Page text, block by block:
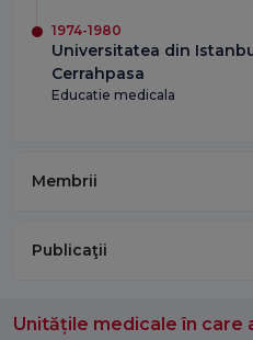
1974-1980
Universitatea din
Cerrahpasa
Educatie medicala
Membrii
Publicaţii
Unitățile medicale în care